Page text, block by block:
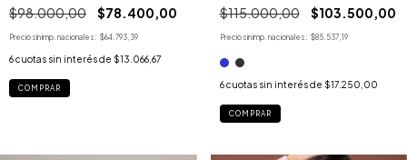
$98.000,00 $78.400,00
Precio sin imp. nacionales: $64.793,39
6cuotas sin interés de $13.066,67
COMPRAR
$115.000,00 $103.500,00
Precio sin imp. nacionales: $85.537,19
6 cuotas sin interés de $17.250,00
COMPRAR